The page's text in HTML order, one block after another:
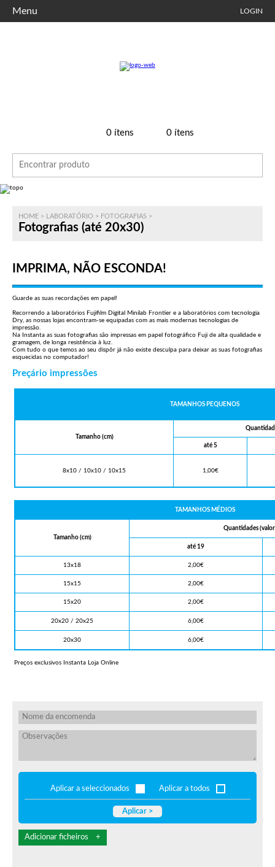
Menu LOGIN
0ítens 0ítens
HOME > LABORATÓRIO > FOTOGRAFIAS >
Fotografias (até 20x30)
IMPRIMA, NÃO ESCONDA!
Guarde as suas recordações em papel!
Recorrendo a laboratórios Fujifilm Digital Minilab Frontier e a laboratórios com tecnologia
Dry, as nossas lojas encontram-se equipadas com as mais modernas tecnologias de
impressão.
Na Instanta as suas fotografias são impressas em papel fotográfico Fuji de alta qualidade e
gramagem, de longa resistência à luz.
Com tudo o que temos ao seu dispôr já não existe desculpa para deixar as suas fotografias
esquecidas no computador!
Preçário impressões
TAMANHOS PEQUENOS
Tamanho (cm)
até 5
8x10 / 10x10 / 10x15 1,00€
TAMANHOS MÉDIOS
Tamanho (cm)
Quantidades
até 19
13x18 2,00€
15x15 2,00€
15x20 2,00€
20x20 / 20x25 6,00€
20x30 6,00€
Preços exclusivos Instanta Loja Online
Aplicar a seleccionados Aplicar a todos
Aplicar >